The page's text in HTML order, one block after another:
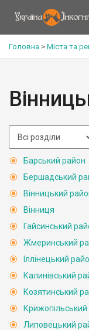
Головна > Міста та
Барський район
Бершадський
Вінницький
Вінниця
Гайсинський
Жмеринський
Іллінецький
Калинівський
Козятинський
Липовецький